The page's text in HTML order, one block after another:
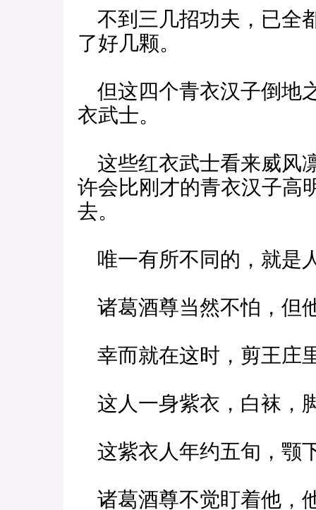
不到三几招功夫，已全
了好几颗。
但这四个青衣汉子倒地
衣武士。
这些红衣武士看来威风
许会比刚才的青衣汉子高
去。
唯一有所不同的，就是
诸葛酒尊当然不怕，但
幸而就在这时，剪王庄
这人一身紫衣，白袜，
这紫衣人年约五旬，颚
诸葛酒尊不觉盯着他，